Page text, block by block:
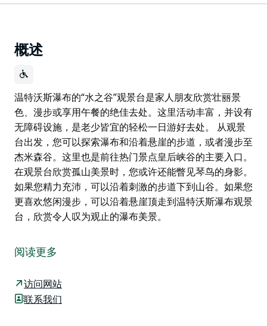
概述
温特沃斯瀑布的“水之谷”观景台是家人朋友欣赏壮丽景
色、漫步或享用午餐的绝佳去处。这里活动丰富，并设有
无障碍设施，是老少皆宜的轻松一日游好去处。 从观景
台出发，您可以探索瀑布和沿着悬崖的步道，或者漫步至
杰米森谷。这里也是前往热门景点皇后峡谷的主要入口。
在观景台欣赏孤山美景时，您或许还能瞥见琴鸟的身影。
如果您精力充沛，可以沿着刺激的步道下到山谷。如果您
更喜欢悠闲漫步，可以沿着悬崖顶走到温特沃斯瀑布观景
台，欣赏令人叹为观止的瀑布美景。
色、漫步或享用午餐的绝佳去处。这里活动丰富，并设有
无障碍设施，是老少皆宜的轻松一日游好去处。
从观景台出发，您可以探索瀑布和沿着悬崖的步道，或者
漫步至杰米森谷。这里也是前往热门景点皇后峡谷的主要
阅读更多
访问网站
联系我们